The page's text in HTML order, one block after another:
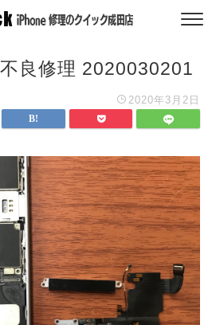
良修理 2020030201
2020年3月2日